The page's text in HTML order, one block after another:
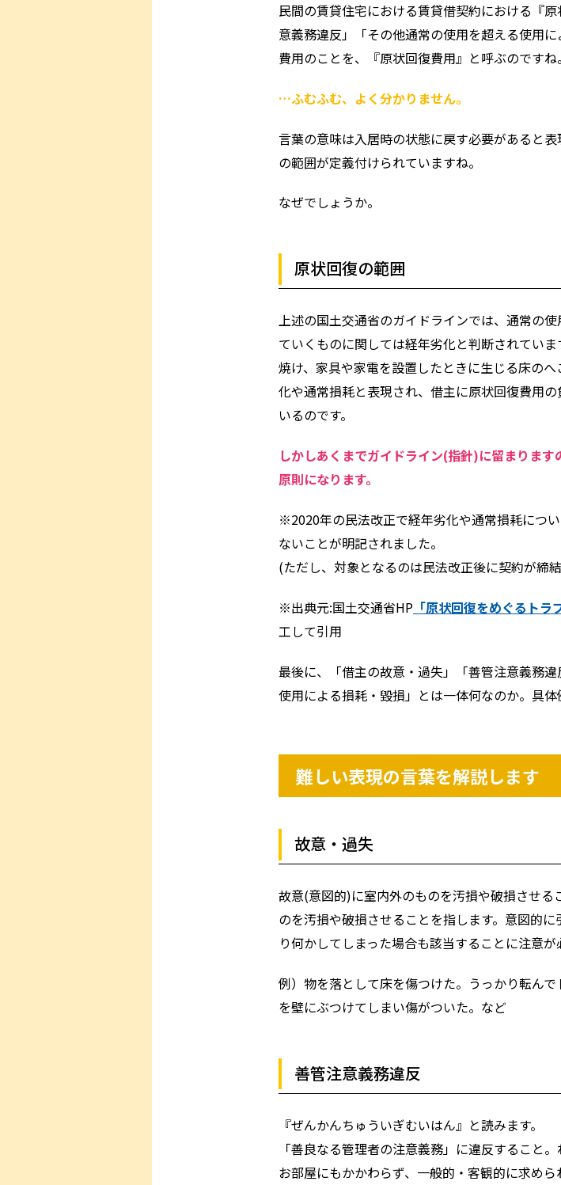
民間の賃貸住宅における賃貸借契約における『
意義務違反」「その他通常の使用を超える使用
費用のことを、『原状回復費用』と呼ぶのですね。
…ふむふむ、よく分かりません。
言葉の意味は入居時の状態に戻す必要があると
の範囲が定義付けられていますね。
なぜでしょうか。
原状回復の範囲
上述の国土交通省のガイドラインでは、通常の
ていくものに関しては経年劣化と判断されてい
焼け、家具や家電を設置したときに生じる床の
化や通常損耗と表現され、借主に原状回復費用
いるのです。
しかしあくまでガイドライン(指針)に留まりま
原則になります。
※2020年の民法改正で経年劣化や通常損耗につ
ないことが明記されました。
(ただし、対象となるのは民法改正後に契約が締
※出典元:国土交通省HP 「原状回復をめぐるト
工して引用
最後に、「借主の故意・過失」「善管注意義務
使用による損耗・毀損」とは一体何なのか。具体
難しい表現の言葉を解説します
故意・過失
故意(意図的)に室内外のものを汚損や破損させる
のを汚損や破損させることを指します。意図的
り何かしてしまった場合も該当することに注意が
例）物を落として床を傷つけた。うっかり転ん
を壁にぶつけてしまい傷がついた。など
善管注意義務違反
『ぜんかんちゅういぎむいはん』と読みます。
「善良なる管理者の注意義務」に違反すること
お部屋にもかかわらず、一般的・客観的に求め